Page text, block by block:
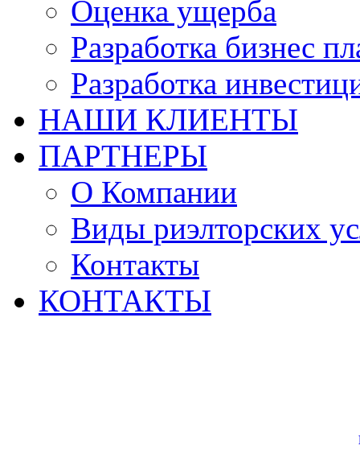
Оценка ущерба
Разработка бизнес
Разработка
НАШИ КЛИЕНТЫ
ПАРТНЕРЫ
О Компании
Виды риэлторских
Контакты
КОНТАКТЫ